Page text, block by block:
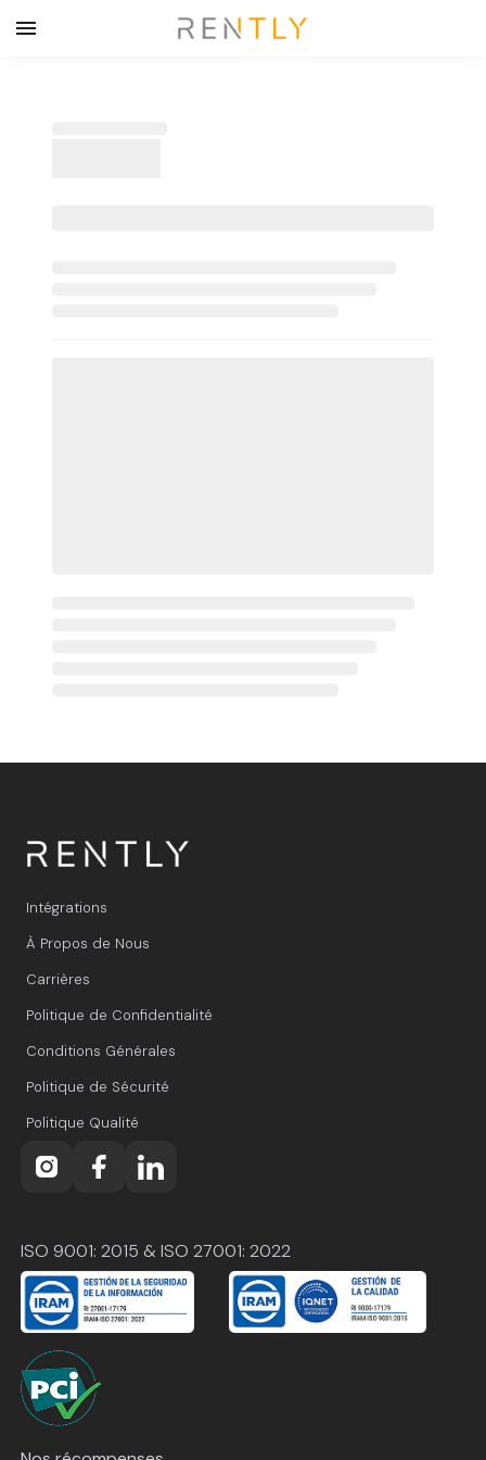
Intégrations
À Propos de Nous
Carrières
Politique de Confidentialité
Conditions Générales
Politique de Sécurité
Politique Qualité
ISO 9001: 2015 & ISO 27001: 2022